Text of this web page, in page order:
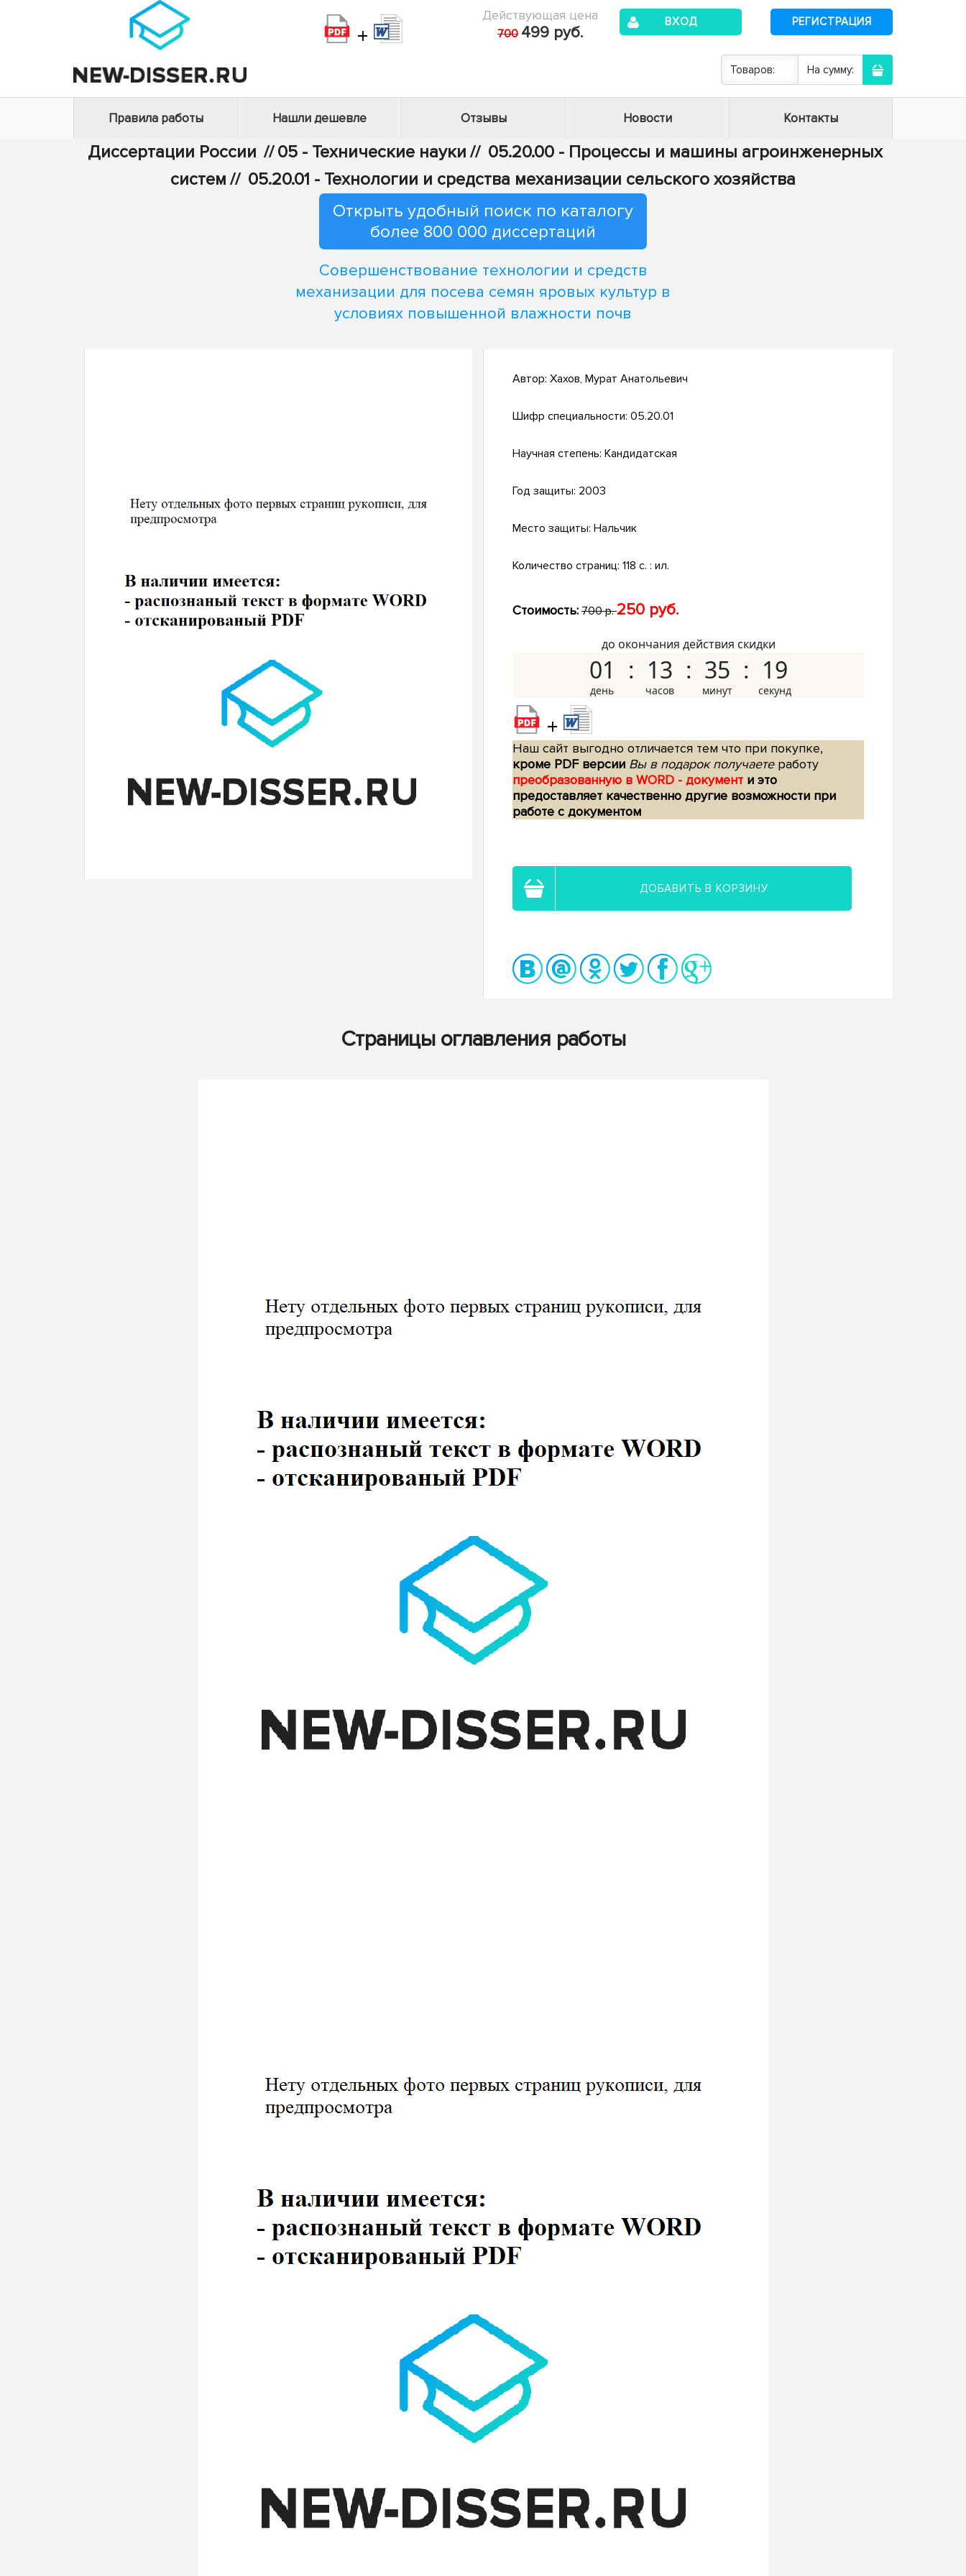
+
Действующая цена
700 499 руб.
ВХОД РЕГИСТРАЦИЯ
Товаров: На сумму:
Правила работы Нашли дешевле Отзывы Новости Контакты
Диссертации России // 05 - Технические науки // 05.20.00 - Процессы и машины агроинженерных
систем // 05.20.01 - Технологии и средства механизации сельского хозяйства
Открыть удобный поиск по каталогу
более 800 000 диссертаций
Совершенствование технологии и средств
механизации для посева семян яровых культур в
условиях повышенной влажности почв
Автор: Хахов, Мурат Анатольевич
Шифр специальности: 05.20.01
Научная степень: Кандидатская
Год защиты: 2003
Место защиты: Нальчик
Количество страниц: 118 с. : ил.
Стоимость: 700 р.250 руб.
до окончания действия скидки
01 13 35 18
+
Наш сайт выгодно отличается тем что при покупке,
кроме PDF версии Вы в подарок получаетеработу
преобразованную в WORD - документ и это
предоставляет качественно другие возможности при
работе с документом
ДОБАВИТЬ В КОРЗИНУ
Страницы оглавления работы